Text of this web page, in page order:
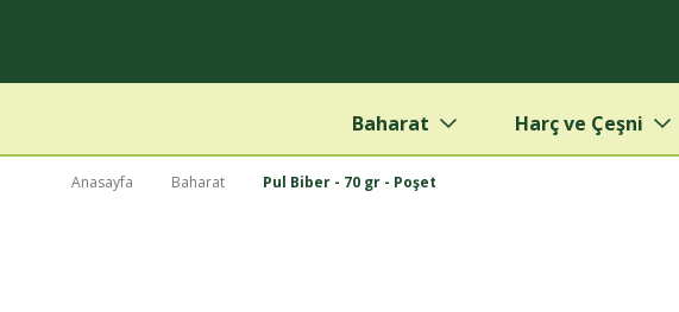
Baharat Harç ve Çeşni
Anasayfa Baharat Pul Biber - 70 gr - Poşet